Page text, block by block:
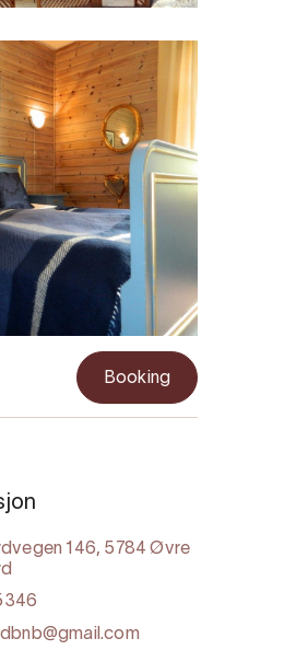
Booking
146, 5784 Øvre